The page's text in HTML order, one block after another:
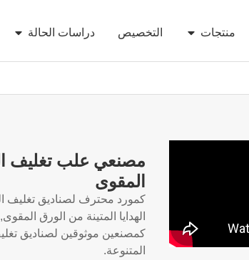
منتجات التخصيص دراسات الحالة
مصنعي علب تغليف
المقوى
كمورد محترف لصناديق تغليف
الهدايا المتينة من الورق
كمصنعين موثوقين لصناديق تغليف
المتنوعة.